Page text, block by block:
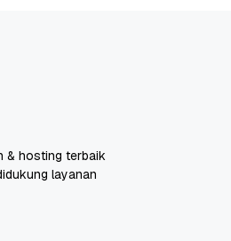
& hosting terbaik
layanan